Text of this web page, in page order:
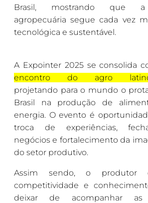
Brasil, mostrando que a
agropecuária segue cada vez
tecnológica e sustentável.
A Expointer 2025 se consolida
encontro do agro latino-
projetando para o mundo o
Brasil na produção de
energia. O evento é
troca de experiências,
negócios e fortalecimento da
do setor produtivo.
Assim sendo, o produtor
competitividade e
deixar de acompanhar as